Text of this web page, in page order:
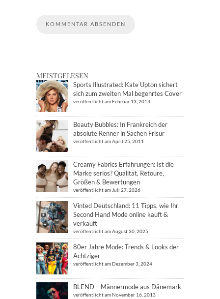
MEISTGELESEN
Sports Illustrated: Kate Upton sichert
sich zum zweiten Mal begehrtes Cover
veröffentlicht am Februar 13, 2013
Beauty Bubbles: In Frankreich der
absolute Renner in Sachen Frisur
veröffentlicht am April 25, 2011
Creamy Fabrics Erfahrungen: Ist die
Marke seriös? Qualität, Retoure,
Größen & Bewertungen
veröffentlicht am Juli 27, 2026
Vinted Deutschland: 11 Tipps, wie Ihr
Second Hand Mode online kauft &
verkauft
veröffentlicht am August 30, 2025
80er Jahre Mode: Trends & Looks der
Achtziger
veröffentlicht am Dezember 3, 2024
BLEND – Männermode aus Dänemark
veröffentlicht am November 16, 2013